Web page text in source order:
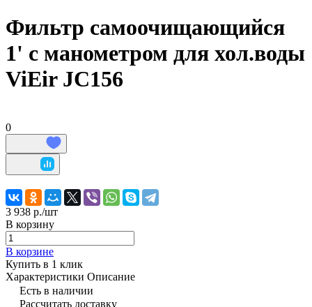
Фильтр самоочищающийся
1' с манометром для хол.воды
ViEir JC156
0
3 938 р./шт
В корзину
В корзине
Купить в 1 клик
Характеристики Описание
Есть в наличии
Рассчитать доставку